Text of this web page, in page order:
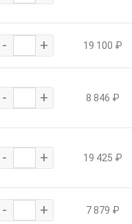
- + 19 100 ₽
- + 8 846 ₽
- + 19 425 ₽
- + 7 879 ₽